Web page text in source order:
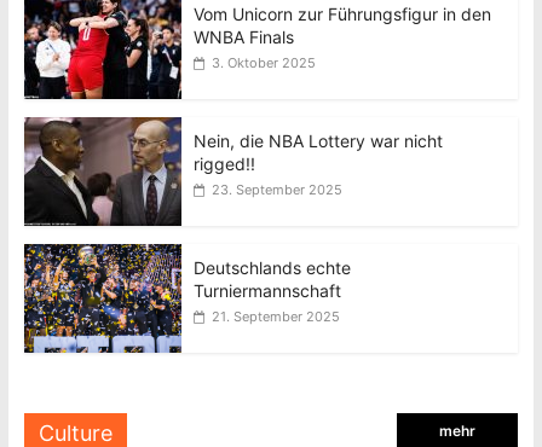
Vom Unicorn zur Führungsfigur in den
WNBA Finals
3. Oktober 2025
Nein, die NBA Lottery war nicht
rigged!!
23. September 2025
Deutschlands echte
Turniermannschaft
21. September 2025
Culture mehr